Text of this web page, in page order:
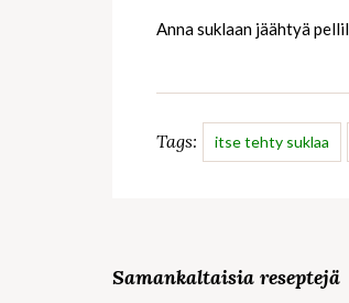
Anna suklaan jäähtyä
Tags: itse tehty suklaa
Samankaltaisia reseptejä